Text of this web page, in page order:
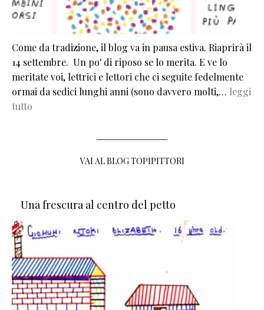
Come da tradizione, il blog va in pausa estiva. Riaprirà il
14 settembre. Un po' di riposo se lo merita. E ve lo
meritate voi, lettrici e lettori che ci seguite fedelmente
ormai da sedici lunghi anni (sono davvero molti,… leggi
tutto
VAI AL BLOG TOPIPITTORI
Una frescura al centro del petto